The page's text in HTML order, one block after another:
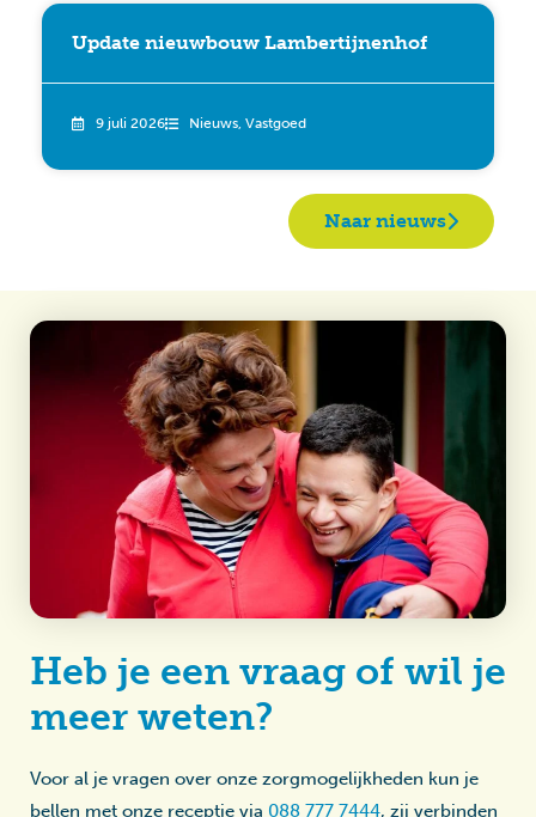
Update nieuwbouw Lambertijnenhof
9 juli 2026 Nieuws, Vastgoed
Naar nieuws
Heb je een vraag of wil je
meer weten?
Voor al je vragen over onze zorgmogelijkheden kun je
bellen met onze receptie via 088 777 7444, zij verbinden